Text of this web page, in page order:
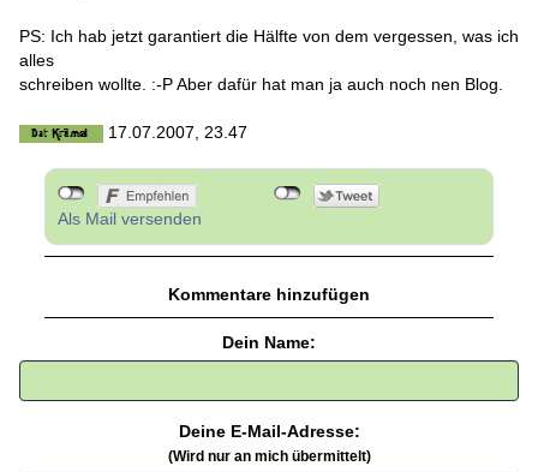
PS: Ich hab jetzt garantiert die Hälfte von dem vergessen, was ich
alles
schreiben wollte. :-PAber dafür hat man ja auch noch nen Blog.
17.07.2007, 23.47
Als Mail versenden
Kommentare hinzufügen
Dein Name:
Deine E-Mail-Adresse:
(Wird nur an mich übermittelt)